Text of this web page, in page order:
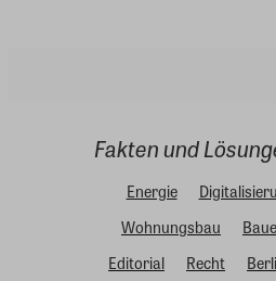
Fakten und
Energie
Wohnungsbau
Editorial
Recht